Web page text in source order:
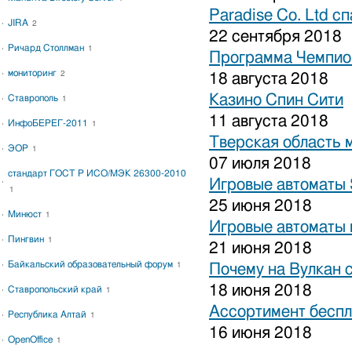
Paradise Co. Ltd
22 сентября 2018
Программа
18 августа 2018
Казино Спин Сити
11 августа 2018
Тверская область
07 июля 2018
Игровые автоматы
25 июня 2018
Игровые
21 июня 2018
Почему на Вулкан
18 июня 2018
Ассортимент
16 июня 2018
JIRA 2
Ричард Столлман 1
мониторинг 2
Ставрополь 1
ИнфоБЕРЕГ-2011 1
ЭОР 1
стандарт ГОСТ Р ИСО/МЭК 26300-2010
1
Минюст 1
Пингвин 1
Байкальский образовательный форум 1
Ставропольский край 1
Республика Алтай 1
OpenOffice 1